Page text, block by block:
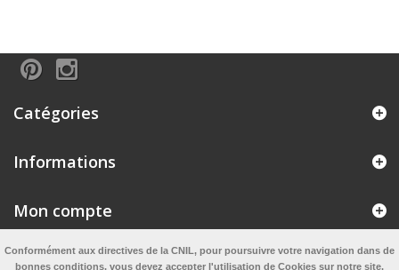
Conformément aux directives de la CNIL, pour poursuivre votre navigation dans de
bonnes conditions, vous devez accepter l'utilisation de Cookies sur notre site.
Catégories
Informations
Mon compte
Informations sur Miss Cabochon